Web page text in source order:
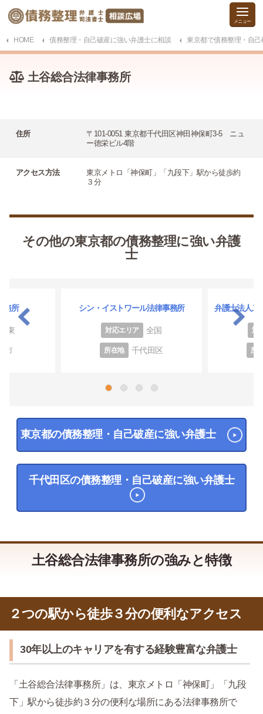
HOME 債務整理・自己破産に強い弁護士に相談 東京都で債務整理・自
土谷総合法律事務所
住所
〒101-0051 東京都千代田区神田神保町3-5 ニュ
ー徳栄ビル4階
アクセス方法
東京メトロ「神保町」「九段下」駅から徒歩約
３分
その他の東京都の債務整理に強い弁護
士
務所
東
市
シン・イストワール法律事務所
対応エリア 全国
所在地 千代田区
弁護士法人二
対
所
東京都の債務整理・自己破産に強い弁護士
千代田区の債務整理・自己破産に強い弁護士
土谷総合法律事務所の強みと特徴
２つの駅から徒歩３分の便利なアクセス
30年以上のキャリアを有する経験豊富な弁護士
「土谷総合法律事務所」は、東京メトロ「神保町」「九段
下」駅から徒歩約３分の便利な場所にある法律事務所で